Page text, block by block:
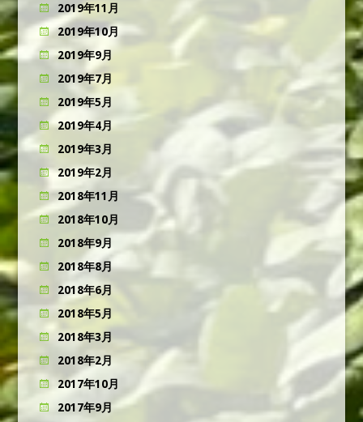
2019年11月
2019年10月
2019年9月
2019年7月
2019年5月
2019年4月
2019年3月
2019年2月
2018年11月
2018年10月
2018年9月
2018年8月
2018年6月
2018年5月
2018年3月
2018年2月
2017年10月
2017年9月